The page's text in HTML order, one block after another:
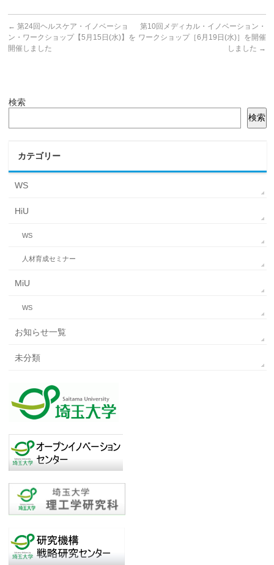
← 第24回ヘルスケア・イノベーショ
ン・ワークショップ【5月15日(水)】を
開催しました
第10回メディカル・イノベーション・
ワークショップ［6月19日(水)］を開催
しました →
検索
検索
カテゴリー
WS
HiU
WS
人材育成セミナー
MiU
WS
お知らせ一覧
未分類